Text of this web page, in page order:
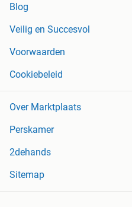
Blog
Veilig en Succesvol
Voorwaarden
Cookiebeleid
Over Marktplaats
Perskamer
2dehands
Sitemap